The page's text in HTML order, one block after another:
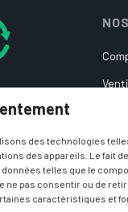
des technologies
des appareils. Le fait
telles que le
ne pas consentir ou de
caractéristiques et